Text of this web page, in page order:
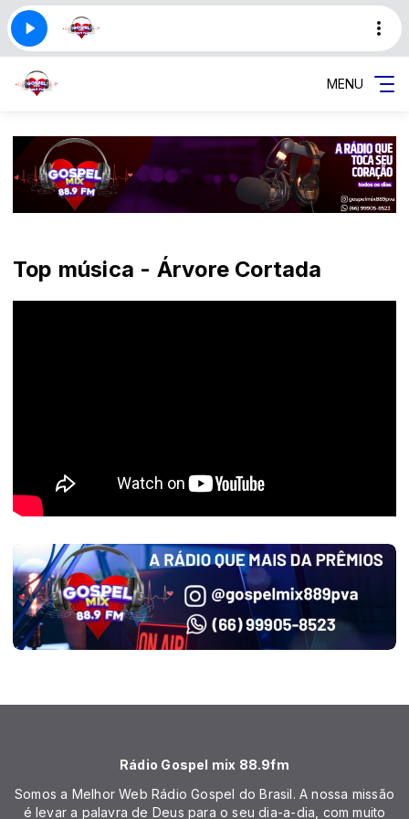
MENU
Top música - Árvore Cortada
Rádio Gospel mix 88.9fm
Somos a Melhor Web Rádio Gospel do Brasil. A nossa missão
é levar a palavra de Deus para o seu dia-a-dia, com muito